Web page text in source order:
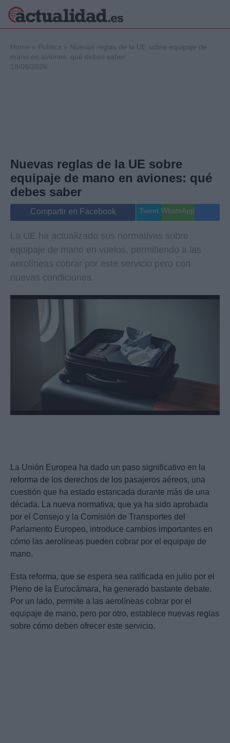
Internacional
Viajes
Gente
Musica
Home » Política » Nuevas reglas de la UE sobre equipaje de
mano en aviones: qué debes saber
18/06/2026
Nuevas reglas de la UE sobre
equipaje de mano en aviones: qué
debes saber
Compartir en Facebook Tweet WhatsApp
La UE ha actualizado sus normativas sobre
equipaje de mano en vuelos, permitiendo a las
aerolíneas cobrar por este servicio pero con
nuevas condiciones.
La Unión Europea ha dado un paso significativo en la
reforma de los derechos de los pasajeros aéreos, una
cuestión que ha estado estancada durante más de una
década. La nueva normativa, que ya ha sido aprobada
por el Consejo y la Comisión de Transportes del
Parlamento Europeo, introduce cambios importantes en
cómo las aerolíneas pueden cobrar por el equipaje de
mano.
Esta reforma, que se espera sea ratificada en julio por el
Pleno de la Eurocámara, ha generado bastante debate.
Por un lado, permite a las aerolíneas cobrar por el
equipaje de mano, pero por otro, establece nuevas reglas
sobre cómo deben ofrecer este servicio.